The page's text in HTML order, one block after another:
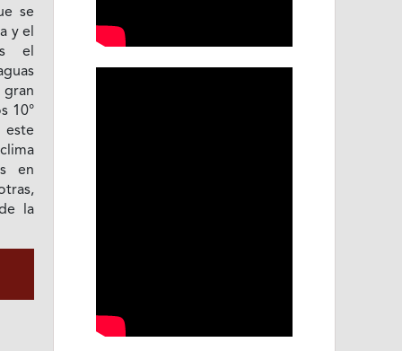
se
y el
el
10°
en
la